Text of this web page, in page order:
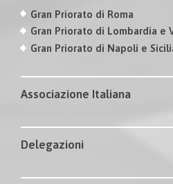
Gran Priorato di Roma
Gran Priorato di Lombardia e
Gran Priorato di Napoli e
Associazione Italiana
Delegazioni